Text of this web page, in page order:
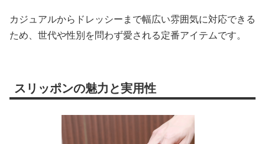
カジュアルからドレッシーまで幅広い雰囲気に対応できる
ため、世代や性別を問わず愛される定番アイテムです。
スリッポンの魅力と実用性